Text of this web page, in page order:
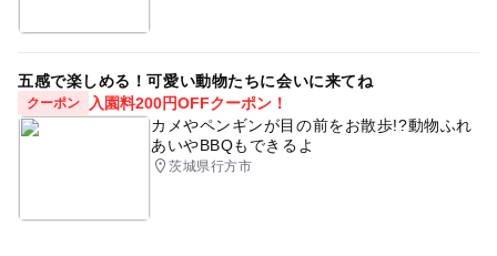
五感で楽しめる！可愛い動物たちに会いに来てね
クーポン
入園料200円OFFクーポン！
カメやペンギンが目の前をお散歩!?動物ふれ
あいやBBQもできるよ
茨城県行方市